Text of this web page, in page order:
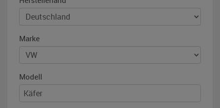
Marke
Modell